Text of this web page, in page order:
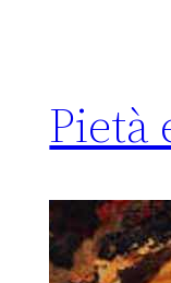
Pietà